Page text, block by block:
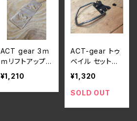
ACT gear 3ｍ
ｍリフトアッププ
レート：ポリカー
ボネート
¥1,210
ACT-gear トゥ
ベイル セットア
ップパーツ (5.5
mm)
¥1,320
SOLD OUT